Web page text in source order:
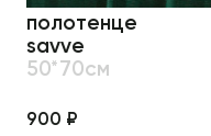
полотенце
savve
50*70см
900 ₽